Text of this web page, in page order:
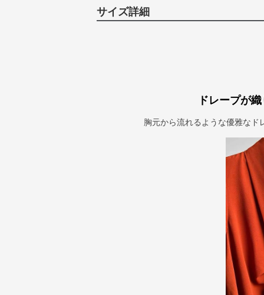
サイズ詳細
ドレープが
胸元から流れるような優雅なド